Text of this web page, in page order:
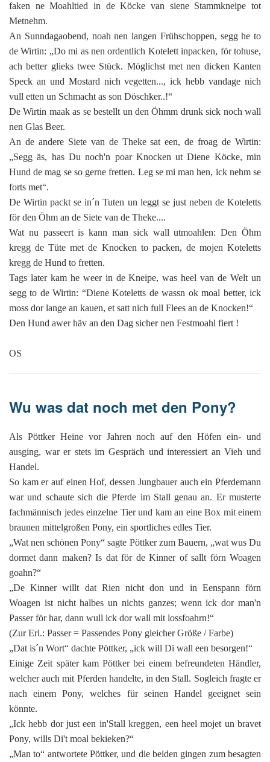
faken ne Moahltied in de Köcke van siene Stammkneipe tot
Metnehm.
An Sunndagaobend, noah nen langen Frühschoppen, segg he to
de Wirtin: „Do mi as nen ordentlich Kotelett inpacken, för tohuse,
ach better glieks twee Stück. Möglichst met nen dicken Kanten
Speck an und Mostard nich vegetten..., ick hebb vandage nich
vull etten un Schmacht as son Döschker..!“
De Wirtin maak as se bestellt un den Öhmm drunk sick noch wall
nen Glas Beer.
An de andere Siete van de Theke sat een, de froag de Wirtin:
„Segg äs, has Du noch'n poar Knocken ut Diene Köcke, min
Hund de mag se so gerne fretten. Leg se mi man hen, ick nehm se
forts met“.
De Wirtin packt se in´n Tuten un leggt se just neben de Koteletts
för den Öhm an de Siete van de Theke....
Wat nu passeert is kann man sick wall utmoahlen: Den Öhm
kregg de Tüte met de Knocken to packen, de mojen Koteletts
kregg de Hund to fretten.
Tags later kam he weer in de Kneipe, was heel van de Welt un
segg to de Wirtin: “Diene Koteletts de wassn ok moal better, ick
moss dor lange an kauen, et satt nich full Flees an de Knocken!“
Den Hund awer häv an den Dag sicher nen Festmoahl fiert !
OS
Wu was dat noch met den Pony?
Als Pöttker Heine vor Jahren noch auf den Höfen ein- und
ausging, war er stets im Gespräch und interessiert an Vieh und
Handel.
So kam er auf einen Hof, dessen Jungbauer auch ein Pferdemann
war und schaute sich die Pferde im Stall genau an. Er musterte
fachmännisch jedes einzelne Tier und kam an eine Box mit einem
braunen mittelgroßen Pony, ein sportliches edles Tier.
„Wat nen schönen Pony“ sagte Pöttker zum Bauern, „wat wus Du
dormet dann maken? Is dat för de Kinner of sallt förn Woagen
goahn?“
„De Kinner willt dat Rien nicht don und in Eenspann förn
Woagen ist nicht halbes un nichts ganzes; wenn ick dor man'n
Passer för har, dann wull ick dor wall mit lossfoahrn!“
(Zur Erl.: Passer = Passendes Pony gleicher Größe / Farbe)
„Dat is´n Wort“ dachte Pöttker, „ick will Di wall een besorgen!“
Einige Zeit später kam Pöttker bei einem befreundeten Händler,
welcher auch mit Pferden handelte, in den Stall. Sogleich fragte er
nach einem Pony, welches für seinen Handel geeignet sein
könnte.
„Ick hebb dor just een in'Stall kreggen, een heel mojet un bravet
Pony, wills Di't moal bekieken?“
„Man to“ antwortete Pöttker, und die beiden gingen zum besagten